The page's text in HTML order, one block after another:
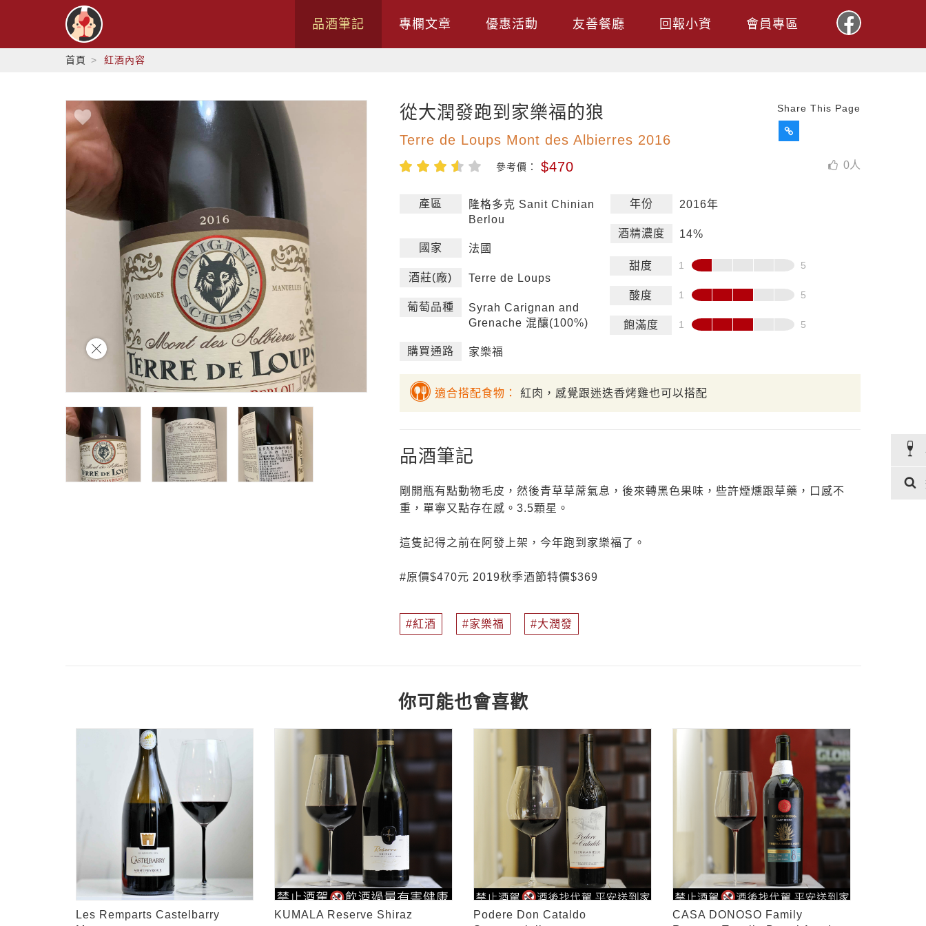
品酒筆記 專欄文章 優惠活動 友善餐廳 回報小資 會員專區
首頁 紅酒內容
Share This Page
0人
從大潤發跑到家樂福的狼
Terre de Loups Mont des Albierres 2016
參考價： $470
產區
隆格多克 Sanit Chinian
Berlou
國家 法國
酒莊(廠) Terre de Loups
葡萄品種
Syrah Carignan and
Grenache 混釀(100%)
購買通路 家樂福
年份 2016年
酒精濃度 14%
甜度
酸度
飽滿度
適合搭配食物： 紅肉，感覺跟迷迭香烤雞也可以搭配
品酒筆記
剛開瓶有點動物毛皮，然後青草草蓆氣息，後來轉黑色果味，些許煙燻跟草藥，口感不
重，單寧又點存在感。3.5顆星。
這隻記得之前在阿發上架，今年跑到家樂福了。
#原價$470元 2019秋季酒節特價$369
紅酒 家樂福 大潤發
你可能也會喜歡
Les Remparts Castelbarry
KUMALA Reserve Shiraz
Podere Don Cataldo
CASA DONOSO Family